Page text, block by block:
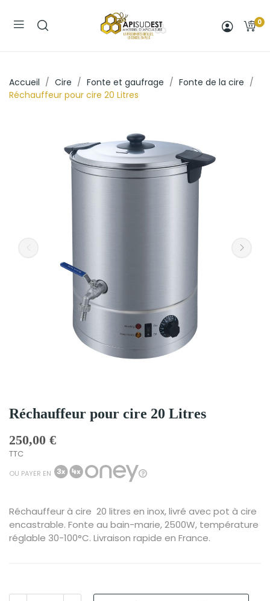
0
Accueil Cire Fonte et gaufrage
Fonte de la cire
Réchauffeur pour cire 20 Litres
Réchauffeur pour cire 20 Litres
250,00 €
TTC
OU PAYER EN
Réchauffeur à cire 20 litres en inox, livré avec pot à cire
encastrable. Fonte au bain-marie, 2500W, température
réglable 30-100°C. Livraison rapide en France.